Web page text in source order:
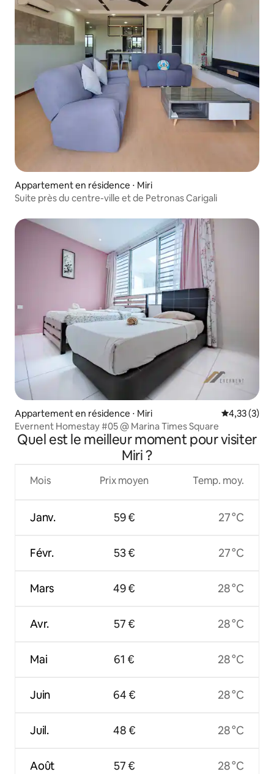
Appartement en résidence ⋅ Miri
Suite près du centre-ville et de Petronas Carigali
Appartement en résidence ⋅ Miri Évaluation
4,33 (3)
Evernent Homestay #05 @ Marina Times Square
Quel est le meilleur moment pour visiter
Miri ?
Mois
Janv.
Févr.
Mars
Avr.
Mai
Juin
Juil.
Août
Prix moyen
59 €
53 €
49 €
57 €
61 €
64 €
48 €
57 €
Temp. moy.
27 °C
27 °C
28 °C
28 °C
28 °C
28 °C
28 °C
28 °C